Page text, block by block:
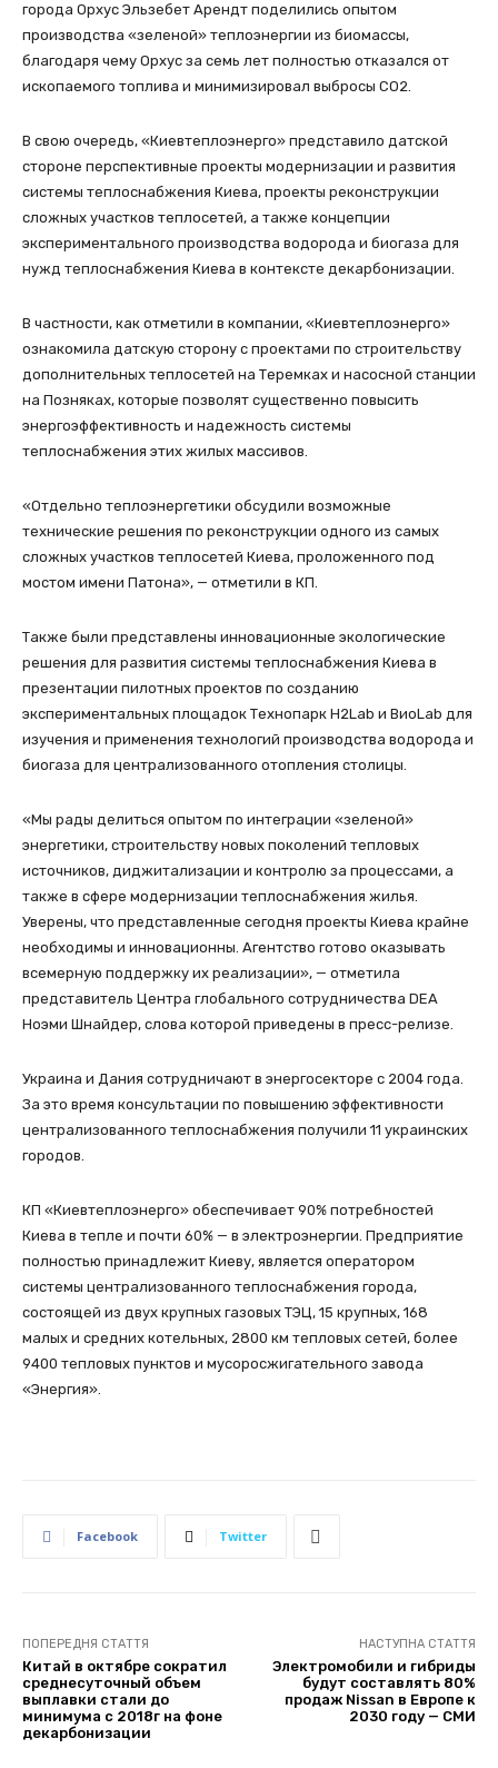
города Орхус Эльзебет Арендт поделились опытом
производства «зеленой» теплоэнергии из биомассы,
благодаря чему Орхус за семь лет полностью отказался от
ископаемого топлива и минимизировал выбросы СО2.
В свою очередь, «Киевтеплоэнерго» представило датской
стороне перспективные проекты модернизации и развития
системы теплоснабжения Киева, проекты реконструкции
сложных участков теплосетей, а также концепции
экспериментального производства водорода и биогаза для
нужд теплоснабжения Киева в контексте декарбонизации.
В частности, как отметили в компании, «Киевтеплоэнерго»
ознакомила датскую сторону с проектами по строительству
дополнительных теплосетей на Теремках и насосной станции
на Позняках, которые позволят существенно повысить
энергоэффективность и надежность системы
теплоснабжения этих жилых массивов.
«Отдельно теплоэнергетики обсудили возможные
технические решения по реконструкции одного из самых
сложных участков теплосетей Киева, проложенного под
мостом имени Патона», — отметили в КП.
Также были представлены инновационные экологические
решения для развития системы теплоснабжения Киева в
презентации пилотных проектов по созданию
экспериментальных площадок Технопарк H2Lab и ВиоLab для
изучения и применения технологий производства водорода и
биогаза для централизованного отопления столицы.
«Мы рады делиться опытом по интеграции «зеленой»
энергетики, строительству новых поколений тепловых
источников, диджитализации и контролю за процессами, а
также в сфере модернизации теплоснабжения жилья.
Уверены, что представленные сегодня проекты Киева крайне
необходимы и инновационны. Агентство готово оказывать
всемерную поддержку их реализации», — отметила
представитель Центра глобального сотрудничества DEA
Ноэми Шнайдер, слова которой приведены в пресс-релизе.
Украина и Дания сотрудничают в энергосекторе с 2004 года.
За это время консультации по повышению эффективности
централизованного теплоснабжения получили 11 украинских
городов.
КП «Киевтеплоэнерго» обеспечивает 90% потребностей
Киева в тепле и почти 60% — в электроэнергии. Предприятие
полностью принадлежит Киеву, является оператором
системы централизованного теплоснабжения города,
состоящей из двух крупных газовых ТЭЦ, 15 крупных, 168
малых и средних котельных, 2800 км тепловых сетей, более
9400 тепловых пунктов и мусоросжигательного завода
«Энергия».
Facebook Twitter
ПОПЕРЕДНЯ СТАТТЯ
Китай в октябре сократил
среднесуточный объем
выплавки стали до
минимума с 2018г на фоне
декарбонизации
НАСТУПНА СТАТТЯ
Электромобили и гибриды
будут составлять 80%
продаж Nissan в Европе к
2030 году — СМИ